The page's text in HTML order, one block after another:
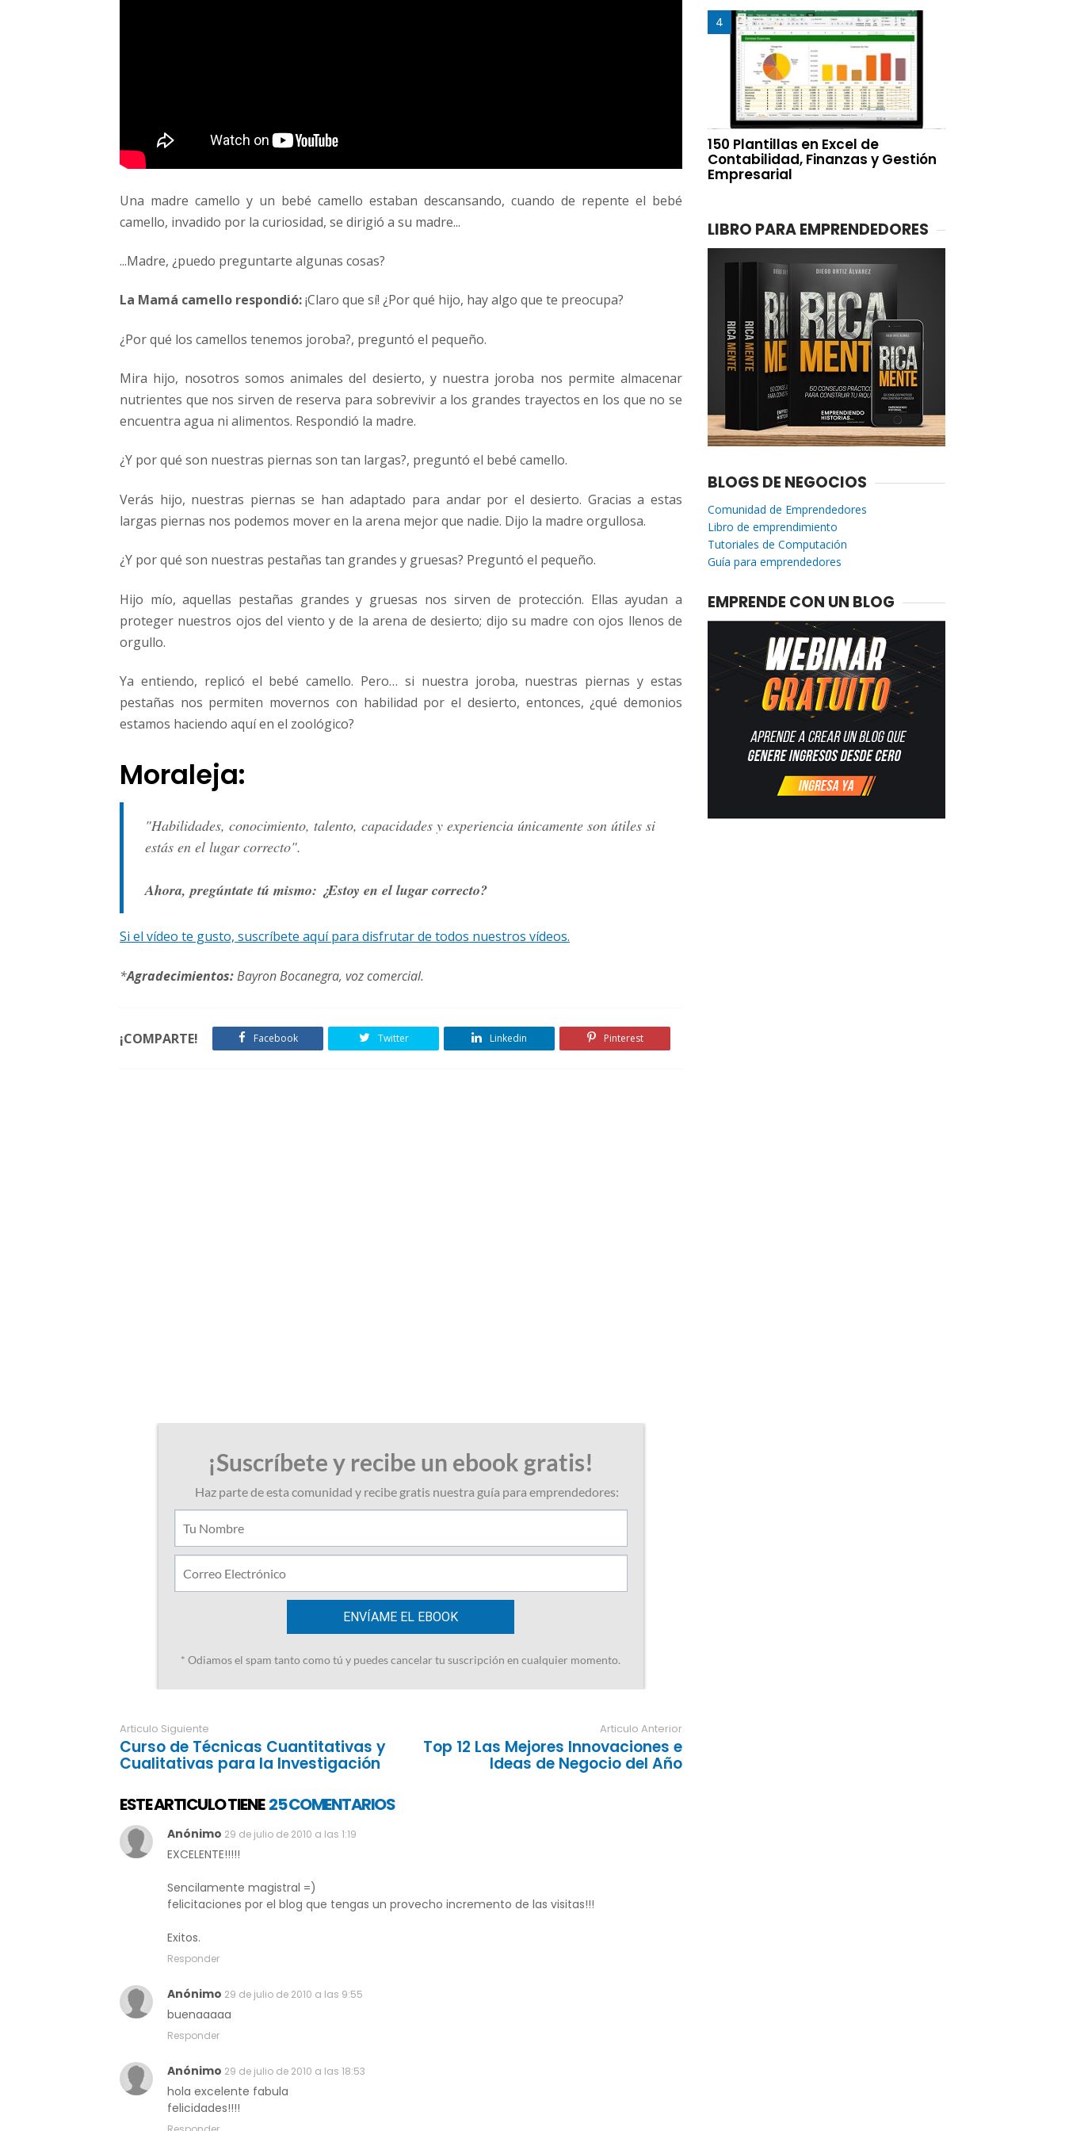
Una madre camello y un bebé camello estaban descansando, cuando de repente el bebé
camello, invadido por la curiosidad, se dirigió a su madre...
...Madre, ¿puedo preguntarte algunas cosas?
La Mamá camello respondió:¡Claro que sí! ¿Por qué hijo, hay algo que te preocupa?
¿Por qué los camellos tenemos joroba?, preguntó el pequeño.
Mira hijo, nosotros somos animales del desierto, y nuestra joroba nos permite almacenar
nutrientes que nos sirven de reserva para sobrevivir a los grandes trayectos en los que no se
encuentra agua ni alimentos. Respondió la madre.
¿Y por qué son nuestras piernas son tan largas?, preguntó el bebé camello.
Verás hijo, nuestras piernas se han adaptado para andar por el desierto. Gracias a estas
largas piernas nos podemos mover en la arena mejor que nadie. Dijo la madre orgullosa.
¿Y por qué son nuestras pestañas tan grandes y gruesas? Preguntó el pequeño.
Hijo mío, aquellas pestañas grandes y gruesas nos sirven de protección. Ellas ayudan a
proteger nuestros ojos del viento y de la arena de desierto; dijo su madre con ojos llenos de
orgullo.
Ya entiendo, replicó el bebé camello. Pero… si nuestra joroba, nuestras piernas y estas
pestañas nos permiten movernos con habilidad por el desierto, entonces, ¿qué demonios
estamos haciendo aquí en el zoológico?
Moraleja:
"Habilidades, conocimiento, talento, capacidades y experiencia únicamente son útiles si
estás en el lugar correcto".
Ahora, pregúntate tú mismo: ¿Estoy en el lugar correcto?
Si el vídeo te gusto, suscríbete aquí para disfrutar de todos nuestros vídeos.
*Agradecimientos:Bayron Bocanegra, voz comercial.
¡COMPARTE! Facebook Twitter Linkedin Pinterest
Articulo Siguiente
Curso de Técnicas Cuantitativas y
Cualitativas para la Investigación
Articulo Anterior
Top 12 Las Mejores Innovaciones e
Ideas de Negocio del Año
ESTE ARTICULO TIENE 25 COMENTARIOS
Anónimo 29 de julio de 2010 a las 1:19
EXCELENTE!!!!!
Sencilamente magistral =)
felicitaciones por el blog que tengas un provecho incremento de las visitas!!!
Exitos.
Responder
Anónimo 29 de julio de 2010 a las 9:55
buenaaaaa
Responder
Anónimo 29 de julio de 2010 a las 18:53
hola excelente fabula
felicidades!!!!
150 Plantillas en Excel de
Contabilidad, Finanzas y Gestión
Empresarial
LIBRO PARA EMPRENDEDORES
BLOGS DE NEGOCIOS
Comunidad de Emprendedores
Libro de emprendimiento
Tutoriales de Computación
Guía para emprendedores
EMPRENDE CON UN BLOG